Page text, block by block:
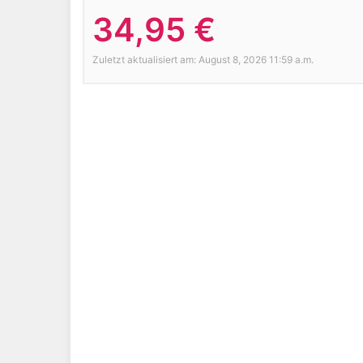
34,95 €
Zuletzt aktualisiert am: August 8, 2026 11:59 a.m.